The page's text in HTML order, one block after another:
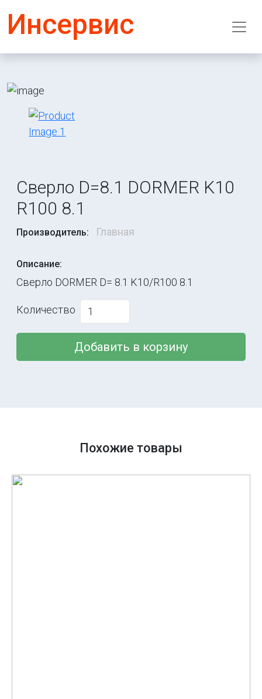
Инсервис
Сверло D=8.1 DORMER K10
R100 8.1
Производитель: Главная
Описание:
Сверло DORMER D= 8.1 K10/R100 8.1
Количество
Добавить в корзину
Похожие товары